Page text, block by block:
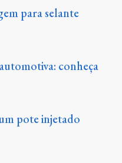
para selante
conheça
pote injetado